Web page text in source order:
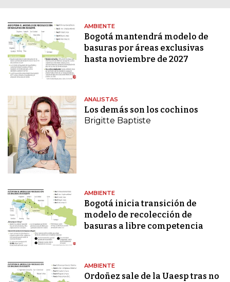
AMBIENTE
Bogotá mantendrá modelo de
basuras por áreas exclusivas
hasta noviembre de 2027
ANALISTAS
Los demás son los cochinos
Brigitte Baptiste
AMBIENTE
Bogotá inicia transición de
modelo de recolección de
basuras a libre competencia
AMBIENTE
Ordoñez sale de la Uaesp tras no